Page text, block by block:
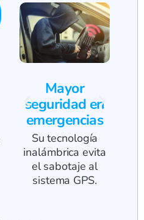
Mayor
seguridad en
emergencias
Su tecnología
inalámbrica evita
el sabotaje al
sistema GPS.